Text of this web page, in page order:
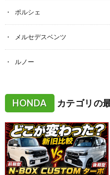
ポルシェ
メルセデスベンツ
ルノー
HONDA カテゴリの